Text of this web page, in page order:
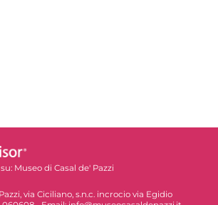
Museo di Casal de' Pazzi
via Ciciliano, s.n.c. incrocio via Egidio